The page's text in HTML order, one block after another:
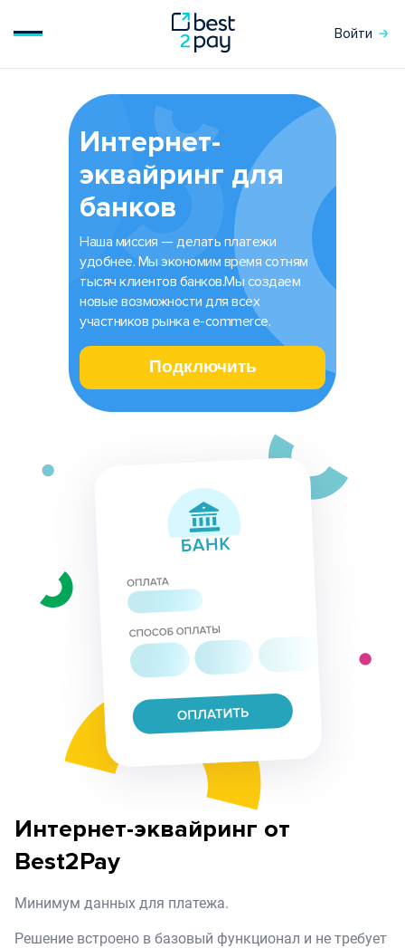
Войти
Интернет-
эквайринг для
банков
Наша миссия — делать платежи
удобнее. Мы экономим время сотням
тысяч клиентов банков.Мы создаем
новые возможности для всех
участников рынка e-commerce.
Подключить
Интернет-эквайринг от
Best2Pay
Минимум данных для платежа.
Решение встроено в базовый функционал и не требует